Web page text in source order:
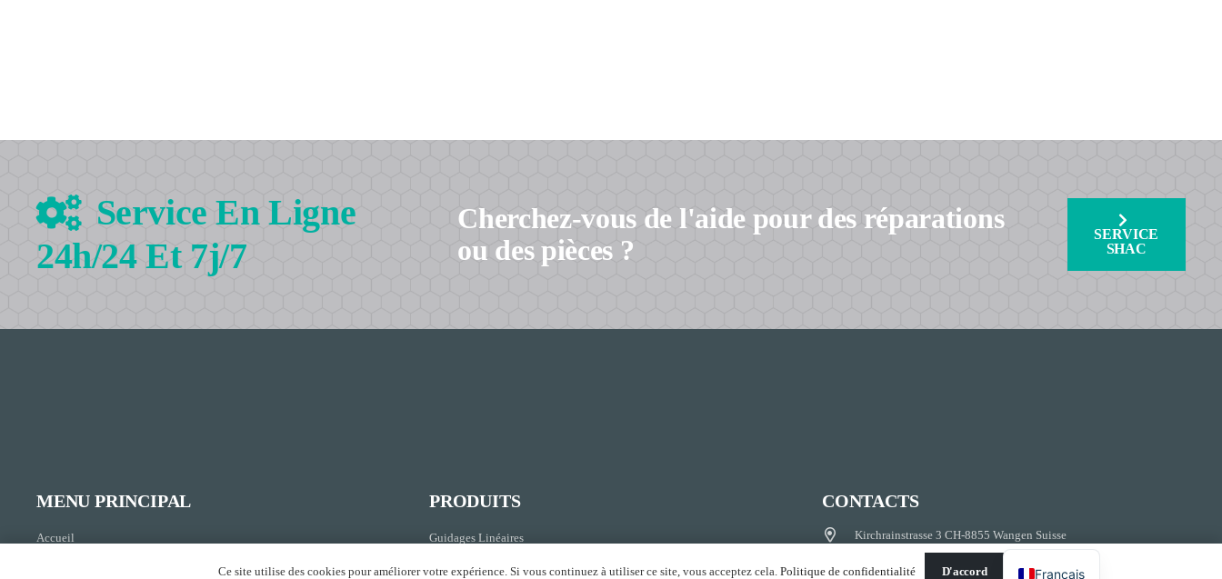
Service En Ligne
24h/24 Et 7j/7
Cherchez-vous de l'aide pour des réparations
ou des pièces ?
SERVICE
SHAC
MENU PRINCIPAL
Accueil
PRODUITS
Guidages Linéaires
Vis À Billes
CONTACTS
Kirchrainstrasse 3 CH-8855 Wangen Suisse
Ce site utilise des cookies pour améliorer votre expérience. Si vous continuez à utiliser ce site, vous acceptez cela.Politique de confidentialité D'accord Français